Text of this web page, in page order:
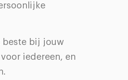
beste bij jouw
iedereen, en